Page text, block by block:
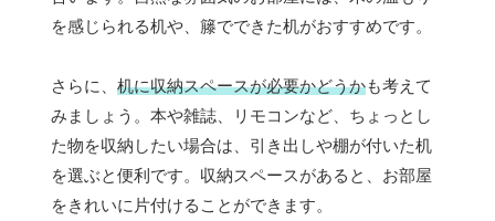
を感じられる机や、籐でできた机がおすすめです。
さらに、 机に収納スペースが必要かどうかも考えて
みましょう。本や雑誌、リモコンなど、ちょっとし
た物を収納したい場合は、引き出しや棚が付いた机
を選ぶと便利です。収納スペースがあると、お部屋
をきれいに片付けることができます。